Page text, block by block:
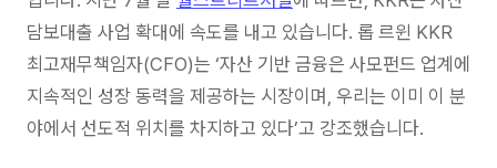
담보대출 사업 확대에 속도를 내고 있습니다. 롭 르윈 KKR
최고재무책임자(CFO)는 ‘자산 기반 금융은 사모펀드 업계에
지속적인 성장 동력을 제공하는 시장이며, 우리는 이미 이 분
야에서 선도적 위치를 차지하고 있다’고 강조했습니다.